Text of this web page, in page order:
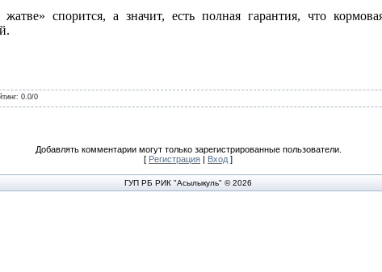
спорится, а значит, есть полная гарантия, что
: 0.0/0
Добавлять комментарии могут только зарегистрированные пользователи.
[ Регистрация | Вход ]
ГУП РБ РИК "Асылыкуль" © 2026